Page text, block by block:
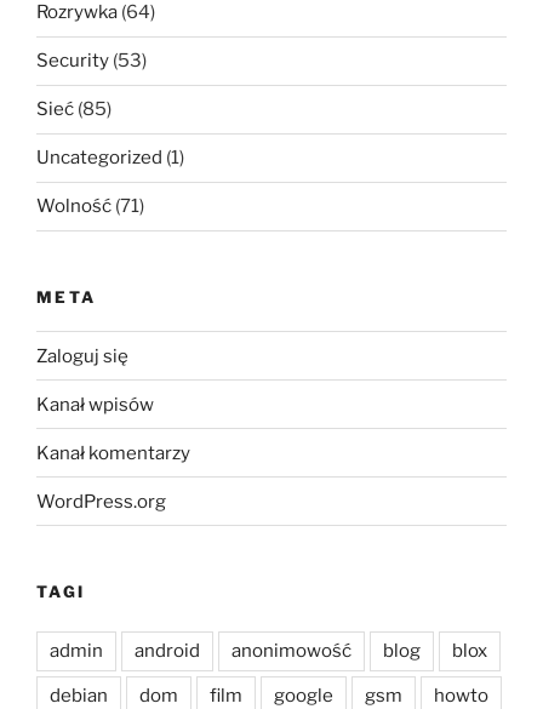
Rozrywka (64)
Security (53)
Sieć (85)
Uncategorized (1)
Wolność (71)
META
Zaloguj się
Kanał wpisów
Kanał komentarzy
WordPress.org
TAGI
admin android anonimowość blog blox
debian dom film google gsm howto